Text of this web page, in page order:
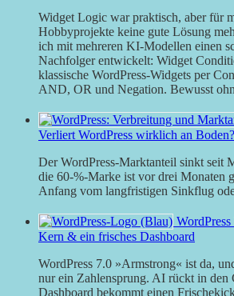
Widget Logic war praktisch, aber für
Hobbyprojekte keine gute Lösung
ich mit mehreren KI-Modellen einen
Nachfolger entwickelt: Widget
klassische WordPress-Widgets per
AND, OR und Negation. Bewusst
Verliert WordPress wirklich an Boden?
Der WordPress-Marktanteil sinkt seit
die 60-%-Marke ist vor drei Monaten
Anfang vom langfristigen Sinkflug
Kern & ein frisches Dashboard
WordPress 7.0 »Armstrong« ist da,
nur ein Zahlensprung. AI rückt in den
Dashboard bekommt einen